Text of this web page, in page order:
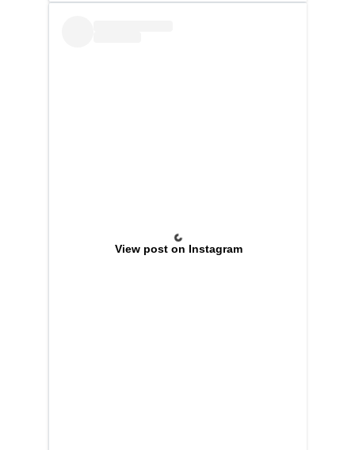
View post on Instagram